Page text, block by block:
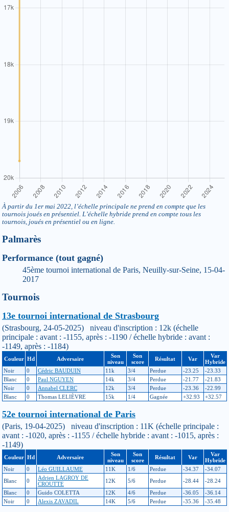
À partir du 1er mai 2022, l’échelle principale ne prend en compte que les
tournois joués en présentiel. L’échelle hybride prend en compte tous les
tournois, joués en présentiel ou en ligne.
Palmarès
Performance (tout gagné)
45ème tournoi international de Paris, Neuilly-sur-Seine, 15-04-
2017
Tournois
13e tournoi international de Strasbourg
(Strasbourg, 24-05-2025) niveau d'inscription : 12k (échelle
principale : avant : -1155, après : -1190 / échelle hybride : avant :
-1149, après : -1184)
Couleur Hd Adversaire
Son
niveau
Son
score
Résultat Var
Var
Hybride
Noir
0 Cédric BAUDUIN 11k 3/4 Perdue -23.25
-23.33
Blanc
0 Paul NGUYEN 14k 3/4 Perdue -21.77
-21.83
Noir
0 Annabel CLERC 12k 3/4 Perdue -23.36
-22.99
Blanc
0 Thomas LELIÈVRE 15k 1/4 Gagnée +32.93 +32.57
52e tournoi international de Paris
(Paris, 19-04-2025) niveau d'inscription : 11K (échelle principale :
avant : -1020, après : -1155 / échelle hybride : avant : -1015, après :
-1149)
Couleur Hd Adversaire
Son
niveau
Son
score
Résultat Var
Var
Hybride
Noir
0 Léo GUILLAUME 11K 1/6 Perdue -34.37
-34.07
Blanc
0
Adrien LAGROY DE
CROUTTE
12K 5/6 Perdue -28.44
-28.24
Blanc
0 Guido COLETTA 12K 4/6 Perdue -36.05
-36.14
Noir
0 Alexis ZAVADIL 14K 5/6 Perdue -35.36 -35.48